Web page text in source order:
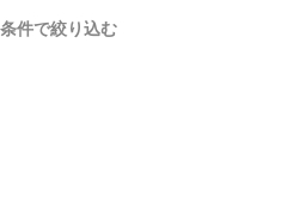
件で絞り込む